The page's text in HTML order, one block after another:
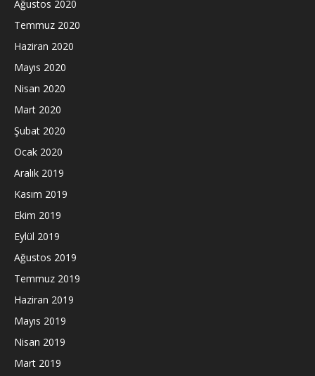
Ağustos 2020
Temmuz 2020
Haziran 2020
Mayıs 2020
Nisan 2020
Mart 2020
Şubat 2020
Ocak 2020
Aralık 2019
Kasım 2019
Ekim 2019
Eylül 2019
Ağustos 2019
Temmuz 2019
Haziran 2019
Mayıs 2019
Nisan 2019
Mart 2019